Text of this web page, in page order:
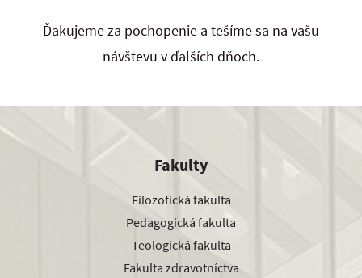
Ďakujeme za pochopenie a tešíme sa na vašu
návštevu v ďalších dňoch.
Fakulty
Filozofická fakulta
Pedagogická fakulta
Teologická fakulta
Fakulta zdravotníctva